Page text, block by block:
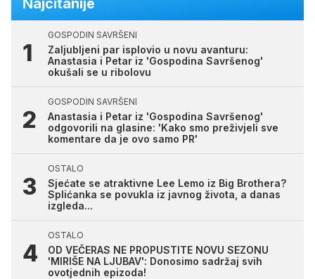
GOSPODIN SAVRŠENI
Zaljubljeni par isplovio u novu avanturu:
Anastasia i Petar iz 'Gospodina Savršenog'
okušali se u ribolovu
GOSPODIN SAVRŠENI
Anastasia i Petar iz 'Gospodina Savršenog'
odgovorili na glasine: 'Kako smo preživjeli sve
komentare da je ovo samo PR'
OSTALO
Sjećate se atraktivne Lee Lemo iz Big Brothera?
Splićanka se povukla iz javnog života, a danas
izgleda...
OSTALO
OD VEČERAS NE PROPUSTITE NOVU SEZONU
'MIRIŠE NA LJUBAV': Donosimo sadržaj svih
ovotjednih epizoda!